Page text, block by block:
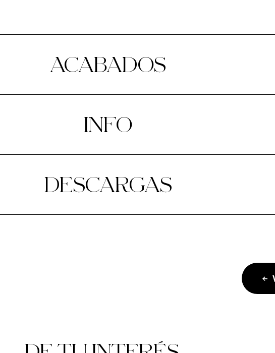
ACABADOS
INFO
DESCARGAS